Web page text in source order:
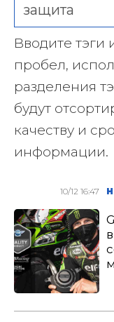
Вводите тэги
пробел,
разделения
будут
качеству и
информации.
10/12 16:47